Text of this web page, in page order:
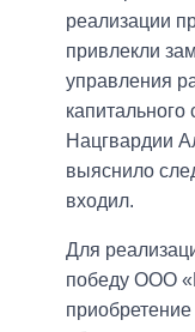
реализации
привлекли
управления
капитального
Нацгвардии
выяснило
входил.
Для
победу ООО